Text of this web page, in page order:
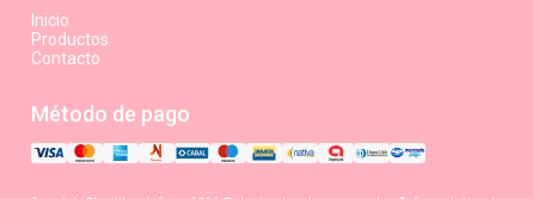
Inicio
Productos
Contacto
Método de pago